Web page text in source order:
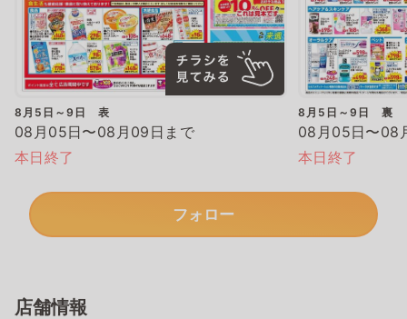
8月5日～9日 表
08月05日〜08月09日まで
本日終了
8月5日～9日 裏
08月05日〜08
本日終了
フォロー
店舗情報